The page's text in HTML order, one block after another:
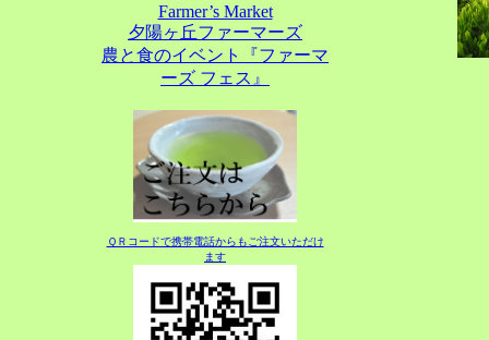
Farmer’s Market
夕陽ヶ丘ファーマーズ
農と食のイベント『ファーマ
ーズ フェス』
ＱＲコードで携帯電話からもご注文いただけ
ます